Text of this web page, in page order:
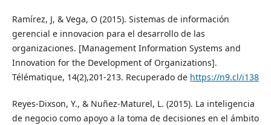
Ramírez, J, & Vega, O (2015). Sistemas de información
gerencial e innovacion para el desarrollo de las
organizaciones. [Management Information Systems and
Innovation for the Development of Organizations].
Télématique, 14(2),201-213. Recuperado de https://n9.cl/i138
Reyes-Dixson, Y., & Nuñez-Maturel, L. (2015). La inteligencia
de negocio como apoyo a la toma de decisiones en el ámbito